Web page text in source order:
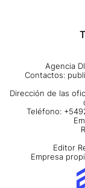
Agencia
Contactos:
Dirección de las
Teléfono:
Editor
Empresa